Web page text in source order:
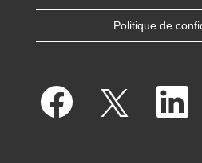
Politique de
o
S
o
S
u